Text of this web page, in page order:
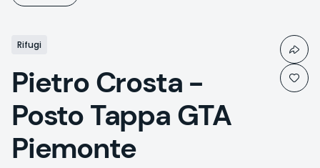
Rifugi
Pietro Crosta -
Posto Tappa GTA
Piemonte